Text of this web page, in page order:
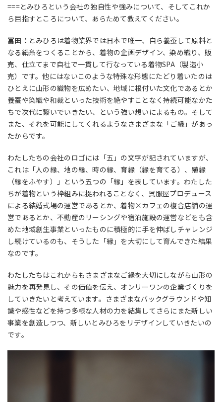
===とみひろという会社の独自性や強みについて、そしてこれか
ら目指すところについて、あらためて教えてください。
冨田： とみひろは着物業界では日本で唯一、自ら養蚕して原料と
なる絹糸をつくることから、着物の企画デザイン、染め織り、販
売、仕立てまで自社で一貫して行なっている着物SPA（製造小
売）です。他にはないこのような特殊な形態にたどり着いたのは
ひとえに山形の織物を広めたい、地域に根付いた文化であるとか
養蚕や染織や和裁といった技術を絶やすことなく持続可能なかた
ちで次代に繋いでいきたい、という強い想いによるもの。そして
また、それを可能にしてくれるようなさまざまな「ご縁」があっ
たからです。
わたしたちの会社のロゴには「五」の文字が記されていますが、
これは「人の縁、地の縁、時の縁、育縁（縁を育てる）、殖縁
（縁をふやす）」という五つの「縁」を表しています。わたした
ちが着物という枠組みに捉われることなく、呉服屋プロデュース
による結婚式場の運営であるとか、着物×カフェの複合店舗の運
営であるとか、不動産のリーシングや宿泊施設の運営などをも含
めた地域創生事業といったものに積極的に手を伸ばしチャレンジ
し続けているのも、そうした「縁」を大切にして育んできた結果
なのです。
わたしたちはこれからもさまざまなご縁を大切にしながら山形の
魅力を再発見し、その価値を伝え、オンリーワンの企業づくりを
していきたいと考えています。さまざまなバックグラウンドや知
識や感性などを持つ多様な人材の力を結集してさらにまた新しい
事業を創造しつつ、新しいとみひろをリデザインしていきたいの
です。